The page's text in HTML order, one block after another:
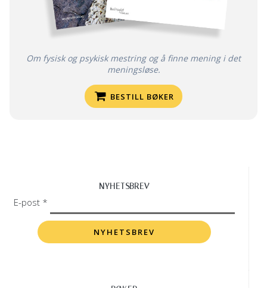
Om fysisk og psykisk mestring og å finne mening i det
meningsløse.
BESTILL BØKER
NYHETSBREV
E-post *